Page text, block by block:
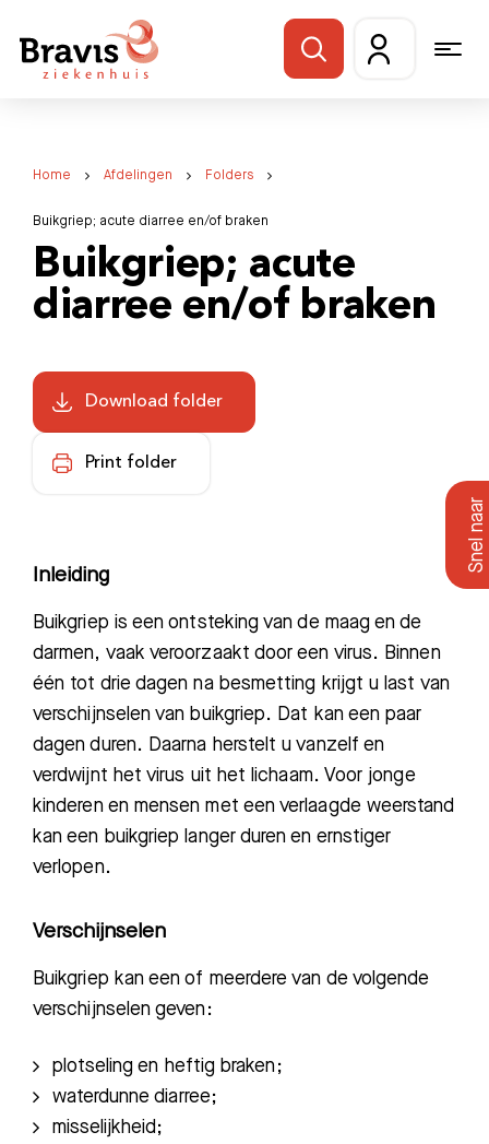
Home Afdelingen Folders
Buikgriep; acute diarree en/of braken
Buikgriep; acute
diarree en/of braken
Download folder
Print folder
Inleiding
Buikgriep is een ontsteking van de maag en de
darmen, vaak veroorzaakt door een virus. Binnen
één tot drie dagen na besmetting krijgt u last van
verschijnselen van buikgriep. Dat kan een paar
dagen duren. Daarna herstelt u vanzelf en
verdwijnt het virus uit het lichaam. Voor jonge
kinderen en mensen met een verlaagde weerstand
kan een buikgriep langer duren en ernstiger
verlopen.
Verschijnselen
Buikgriep kan een of meerdere van de volgende
verschijnselen geven:
plotseling en heftig braken;
waterdunne diarree;
misselijkheid;